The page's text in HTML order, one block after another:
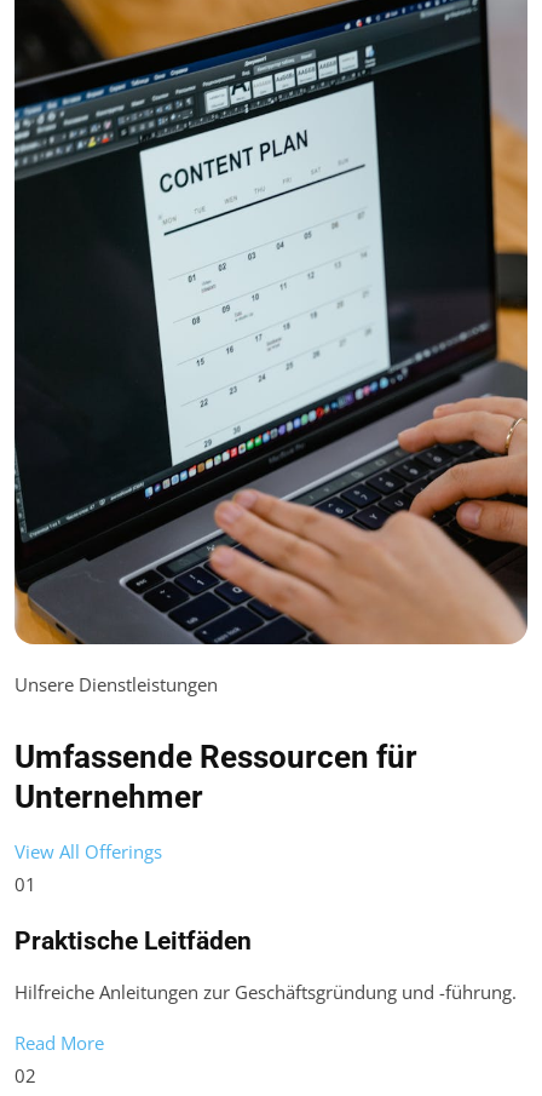
Unsere Dienstleistungen
Umfassende Ressourcen für
Unternehmer
View All Offerings
01
Praktische Leitfäden
Hilfreiche Anleitungen zur Geschäftsgründung und -führung.
Read More
02